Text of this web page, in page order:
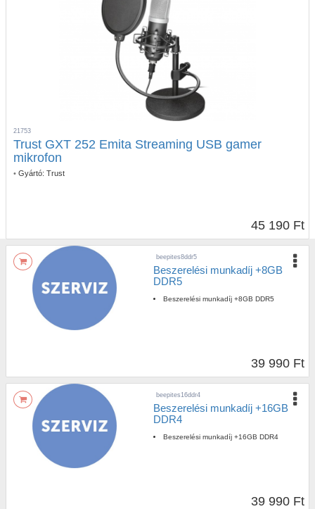
21753
Trust GXT 252 Emita Streaming USB gamer
mikrofon
• Gyártó: Trust
45 190 Ft
beepites8ddr5
Beszerelési munkadíj +8GB
DDR5
Beszerelési munkadíj +8GB DDR5
39 990 Ft
beepites16ddr4
Beszerelési munkadíj +16GB
DDR4
Beszerelési munkadíj +16GB DDR4
39 990 Ft